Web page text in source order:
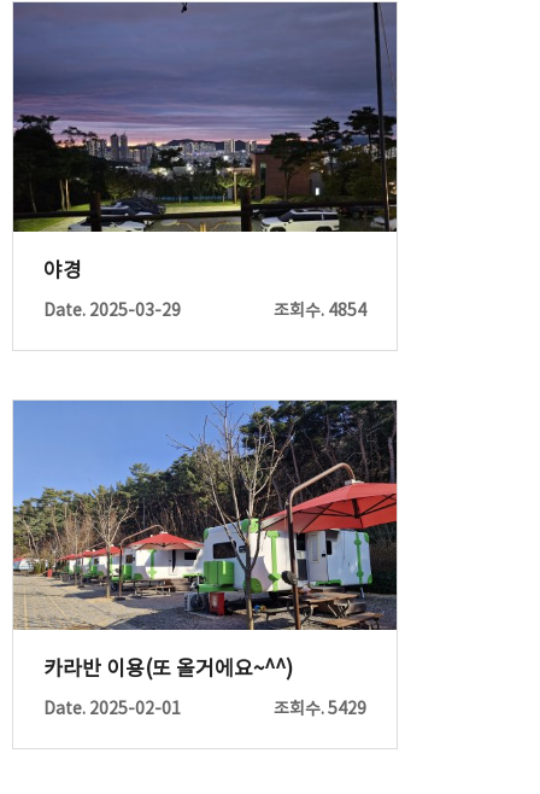
야경
Date. 2025-03-29 조회수. 4854
카라반 이용(또 올거에요~^^)
Date. 2025-02-01 조회수. 5429